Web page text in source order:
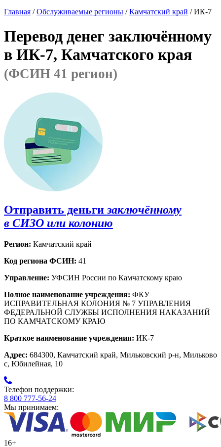
Главная /Обслуживаемые регионы /Камчатский край / ИК-7
Перевод денег заключённому
в ИК-7, Камчатского края
(ФСИН 41 регион)
Отправить деньги заключённому
в СИЗО или колонию
Регион: Камчатский край
Код региона ФСИН: 41
Управление: УФСИН России по Камчатскому краю
Полное наименование учреждения: ФКУ
ИСПРАВИТЕЛЬНАЯ КОЛОНИЯ № 7 УПРАВЛЕНИЯ
ФЕДЕРАЛЬНОЙ СЛУЖБЫ ИСПОЛНЕНИЯ НАКАЗАНИЙ
ПО КАМЧАТСКОМУ КРАЮ
Краткое наименование учреждения: ИК-7
Адрес: 684300, Камчатский край, Мильковский р-н, Мильково
с, Юбилейная, 10
Телефон поддержки:
8 800 777-56-24
Мы принимаем:
16+